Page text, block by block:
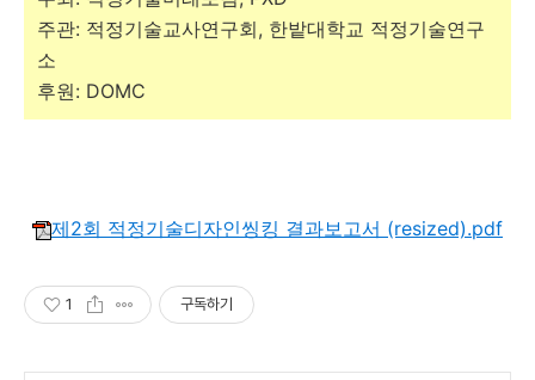
주관: 적정기술교사연구회, 한밭대학교 적정기술연구
소
후원: DOMC
제2회 적정기술디자인씽킹 결과보고서 (resized).pdf
1 구독하기